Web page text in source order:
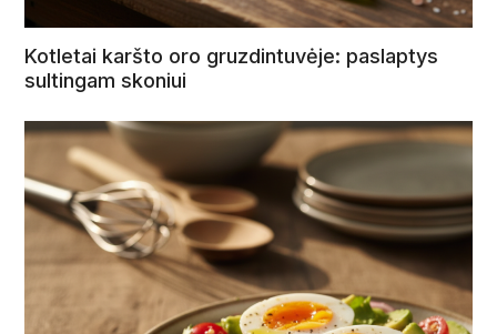
Kotletai karšto oro gruzdintuvėje: paslaptys
sultingam skoniui